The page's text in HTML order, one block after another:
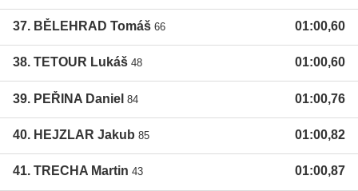
37. BĚLEHRAD Tomáš 66 01:00,60
38. TETOUR Lukáš 48 01:00,60
39. PEŘINA Daniel 84 01:00,76
40. HEJZLAR Jakub 85 01:00,82
41. TRECHA Martin 43 01:00,87